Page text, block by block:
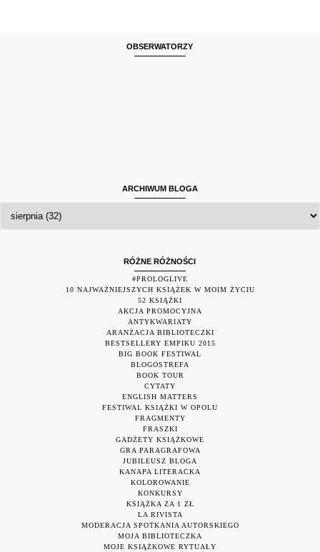
OBSERWATORZY
ARCHIWUM BLOGA
RÓŻNE RÓŻNOŚCI
#PROLOGLIVE
10 NAJWAŻNIEJSZYCH KSIĄŻEK W MOIM ŻYCIU
52 KSIĄŻKI
AKCJA PROMOCYJNA
ANTYKWARIATY
ARANŻACJA BIBLIOTECZKI
BESTSELLERY EMPIKU 2015
BIG BOOK FESTIWAL
BLOGOSTREFA
BOOK TOUR
CYTATY
ENGLISH MATTERS
FESTIWAL KSIĄŻKI W OPOLU
FRAGMENTY
FRASZKI
GADŻETY KSIĄŻKOWE
GRA PARAGRAFOWA
JUBILEUSZ BLOGA
KANAPA LITERACKA
KOLOROWANIE
KONKURSY
KSIĄŻKA ZA 1 ZŁ
LA RIVISTA
MODERACJA SPOTKANIA AUTORSKIEGO
MOJA BIBLIOTECZKA
MOJE KSIĄŻKOWE RYTUAŁY